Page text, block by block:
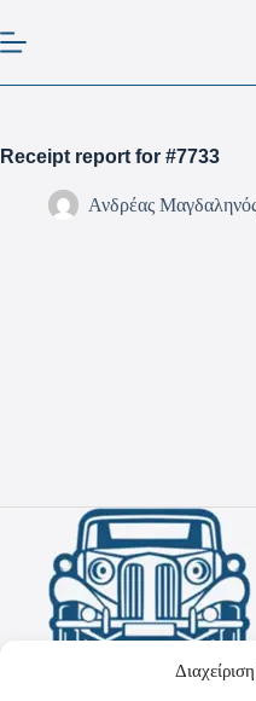
Receipt report for #7733
Ανδρέας